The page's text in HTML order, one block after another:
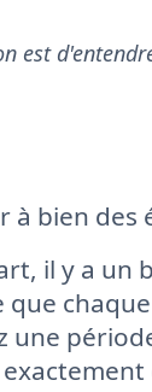
est
à bien des
il y a un
que
une